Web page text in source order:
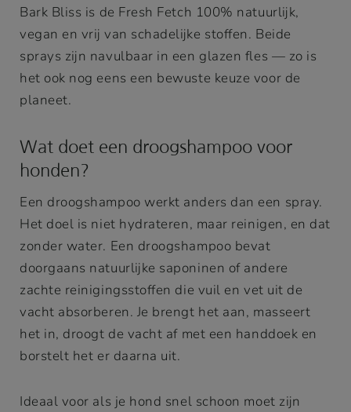
Bark Bliss is de Fresh Fetch 100% natuurlijk,
vegan en vrij van schadelijke stoffen. Beide
sprays zijn navulbaar in een glazen fles — zo is
het ook nog eens een bewuste keuze voor de
planeet.
Wat doet een droogshampoo voor
honden?
Een droogshampoo werkt anders dan een spray.
Het doel is niet hydrateren, maar reinigen, en dat
zonder water. Een droogshampoo bevat
doorgaans natuurlijke saponinen of andere
zachte reinigingsstoffen die vuil en vet uit de
vacht absorberen. Je brengt het aan, masseert
het in, droogt de vacht af met een handdoek en
borstelt het er daarna uit.
Ideaal voor als je hond snel schoon moet zijn